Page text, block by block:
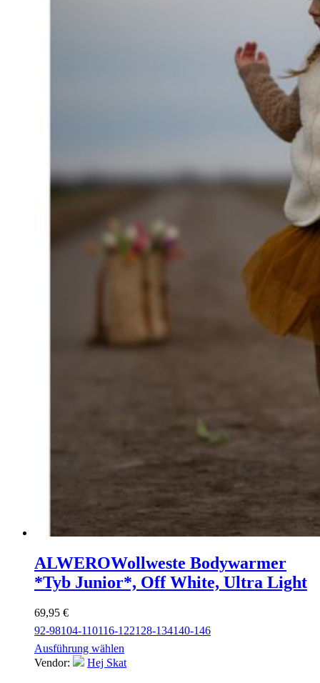
ALWEROWollweste Bodywarmer
*Tyb Junior*, Off White, Ultra Light
69,95 €
92-98104-110116-122128-134140-146
Ausführung wählen
Vendor:
Hej Skat